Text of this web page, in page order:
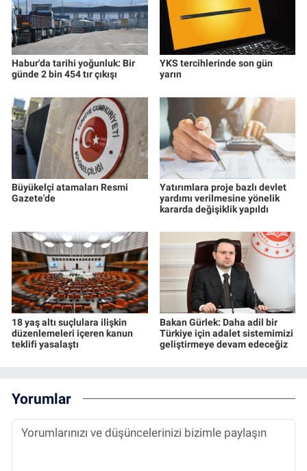
Habur'da tarihi yoğunluk: Bir
günde 2 bin 454 tır çıkışı
YKS tercihlerinde son gün
yarın
Büyükelçi atamaları Resmi
Gazete'de
Yatırımlara proje bazlı devlet
yardımı verilmesine yönelik
kararda değişiklik yapıldı
18 yaş altı suçlulara ilişkin
düzenlemeleri içeren kanun
teklifi yasalaştı
Bakan Gürlek: Daha adil bir
Türkiye için adalet sistemimizi
geliştirmeye devam edeceğiz
Yorumlar